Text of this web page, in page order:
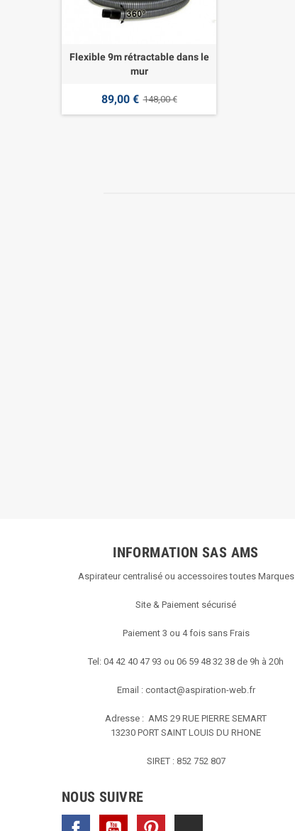
Flexible 9m rétractable dans le
mur
89,00 € 148,00 €
INFORMATION SAS AMS
Aspirateur centralisé ou accessoires toutes Marques
Site & Paiement sécurisé
Paiement 3 ou 4 fois sans Frais
Tel: 04 42 40 47 93 ou 06 59 48 32 38 de 9h à 20h
Email : contact@aspiration-web.fr
Adresse : AMS 29 RUE PIERRE SEMART
13230 PORT SAINT LOUIS DU RHONE
SIRET : 852 752 807
NOUS SUIVRE
Facebook YouTube